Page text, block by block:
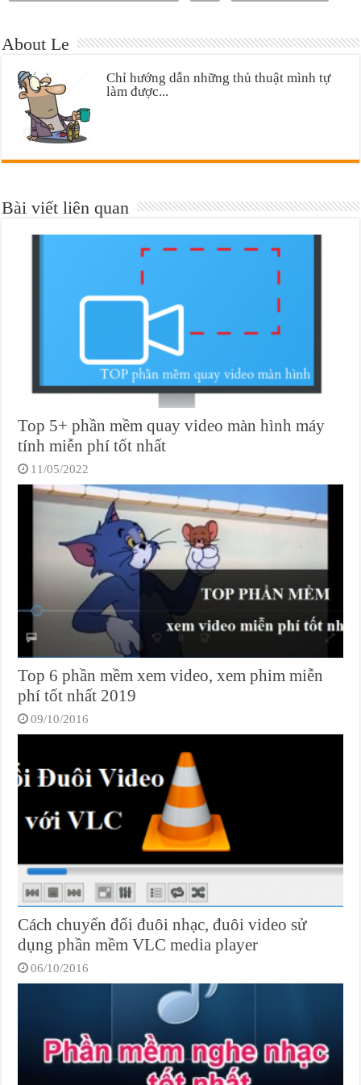
About Le
Chỉ hướng dẫn những thủ thuật mình tự
làm được...
Bài viết liên quan
Top 5+ phần mềm quay video màn hình máy
tính miễn phí tốt nhất
11/05/2022
Top 6 phần mềm xem video, xem phim miễn
phí tốt nhất 2019
09/10/2016
Cách chuyển đổi đuôi nhạc, đuôi video sử
dụng phần mềm VLC media player
06/10/2016